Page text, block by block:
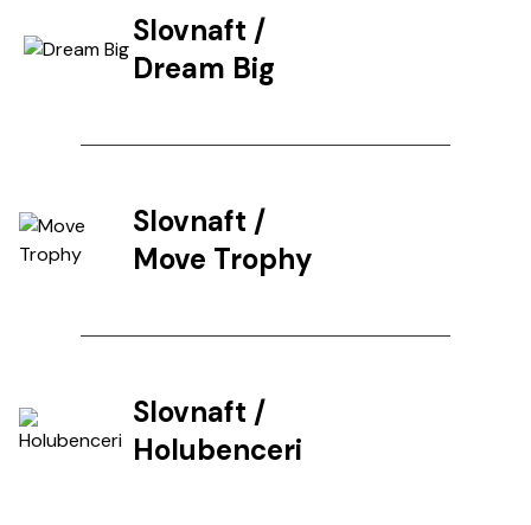
Slovnaft /
Dream Big
Slovnaft /
Move Trophy
Slovnaft /
Holubenceri